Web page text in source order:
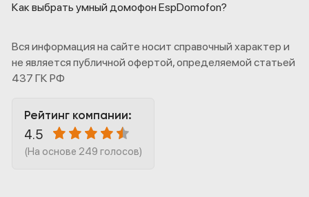
Как выбрать умный домофон EspDomofon?
Вся информация на сайте носит справочный характер и
не является публичной офертой, определяемой статьей
437 ГК РФ
Рейтинг компании:
4.5
(На основе 249 голосов)